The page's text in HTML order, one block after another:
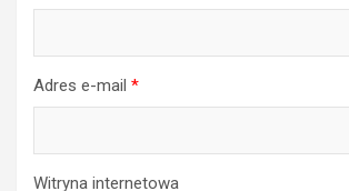
Adres e-mail *
Witryna internetowa